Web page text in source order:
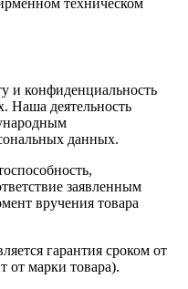
и конфиденциальность
Наша деятельность
данных.
заявленным
вручения товара
гарантия сроком от
от марки товара).